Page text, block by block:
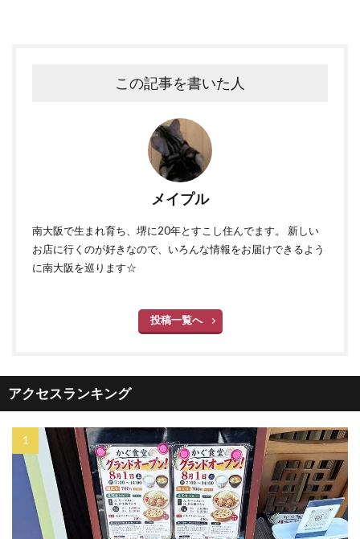
この記事を書いた人
メイプル
南大阪で生まれ育ち、堺に20年とすこし住んでます。 新しい
お店に行くのが好きなので、いろんな情報をお届けできるよう
に南大阪を巡ります☆
投稿一覧へ
アクセスランキング